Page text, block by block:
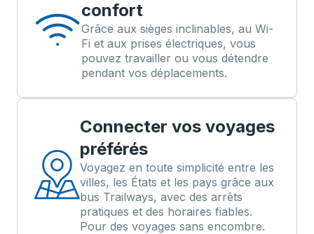
confort
Grâce aux sièges inclinables, au Wi-
Fi et aux prises électriques, vous
pouvez travailler ou vous détendre
pendant vos déplacements.
Connecter vos voyages
préférés
Voyagez en toute simplicité entre les
villes, les États et les pays grâce aux
bus Trailways, avec des arrêts
pratiques et des horaires fiables.
Pour des voyages sans encombre.